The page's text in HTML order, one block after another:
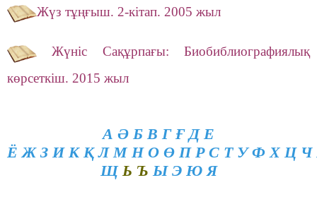
Жүз тұңғыш. 2-кiтап. 2005 жыл
Жүніс Сақұрпағы: Биобиблиографиялық
көрсеткіш. 2015 жыл
А Ә Б В Г Ғ Д Е
Ё Ж З И К Қ Л М Н О Ө П Р С Т У Ф Х Ц Ч
ЩЬ Ъ Ы Э Ю Я